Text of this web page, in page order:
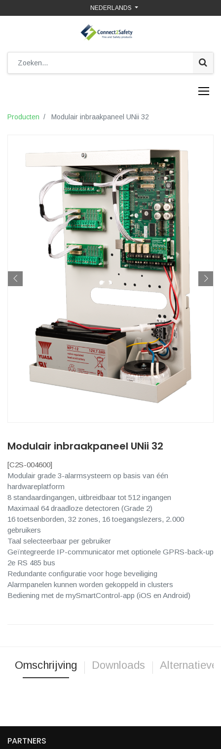
NEDERLANDS
Producten Modulair inbraakpaneel UNii 32
Modulair inbraakpaneel UNii 32
[C2S-004600]
Modulair grade 3-alarmsysteem op basis van één
hardwareplatform
8 standaardingangen, uitbreidbaar tot 512 ingangen
Maximaal 64 draadloze detectoren (Grade 2)
16 toetsenborden, 32 zones, 16 toegangslezers, 2.000
gebruikers
Taal selecteerbaar per gebruiker
Geïntegreerde IP-communicator met optionele GPRS-back-up
2e RS 485 bus
Redundante configuratie voor hoge beveiliging
Alarmpanelen kunnen worden gekoppeld in clusters
Bediening met de mySmartControl-app (iOS en Android)
Omschrijving Downloads Alternatieve
PARTNERS